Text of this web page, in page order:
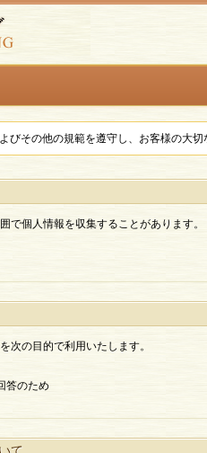
びその他の規範を遵守し、お客様の大切
で個人情報を収集することがあります。
次の目的で利用いたします。
答のため